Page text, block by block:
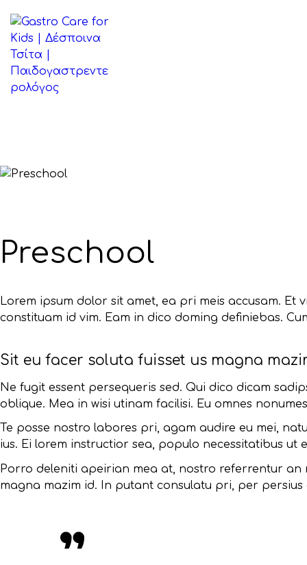
ΑΡΧΙΚΉ
ΒΙΟΓΡΑΦΙΚΌ
ΠΑΘΉΣΕΙΣ
ΕΠΙΚΟΙΝΩΝΊΑ
Preschool
Lorem ipsum dolor sit amet, ea pri meis accusam.
constituam id vim. Eam in dico doming definiebas.
Sit eu facer soluta fuisset us magna
Ne fugit essent persequeris sed. Qui dico dicam
oblique. Mea in wisi utinam facilisi. Eu omnes
Te posse nostro labores pri, agam audire eu mei,
ius. Ei lorem instructior sea, populo necessitatibus ut
Porro deleniti apeirian mea at, nostro referrentur an
magna mazim id. In putant consulatu pri, per